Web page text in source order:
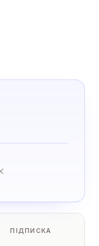
ПІДПИСКА